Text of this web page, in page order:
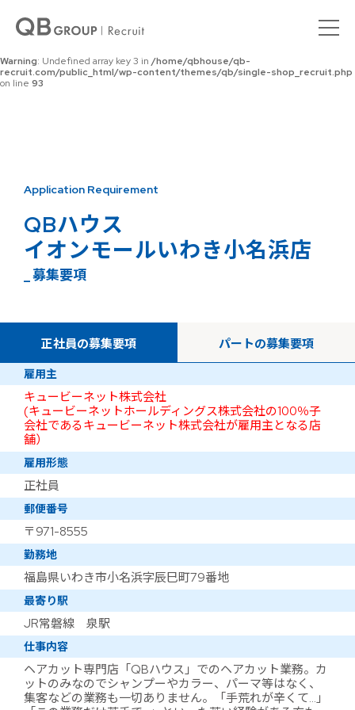
Warning : Undefined array key 0 in
recruit.com/public_html/wp-content/themes/qb/single-shop_recruit.php
on line92
Warning: Undefined array key 3 in /home/qbhouse/qb-
recruit.com/public_html/wp-content/themes/qb/single-shop_recruit.php
on line 93
Application Requirement
QBハウス
イオンモールいわき小名浜店
_ 募集要項
正社員の募集要項 パートの募集要項
雇用主
キュービーネット株式会社
(キュービーネットホールディングス株式会社の100％子
会社であるキュービーネット株式会社が雇用主となる店
舗）
雇用形態
正社員
郵便番号
〒971-8555
勤務地
福島県いわき市小名浜字辰巳町79番地
最寄り駅
JR常磐線 泉駅
仕事内容
ヘアカット専門店「QBハウス」でのヘアカット業務。カ
ットのみなのでシャンプーやカラー、パーマ等はなく、
集客などの業務も一切ありません。「手荒れが辛くて…」